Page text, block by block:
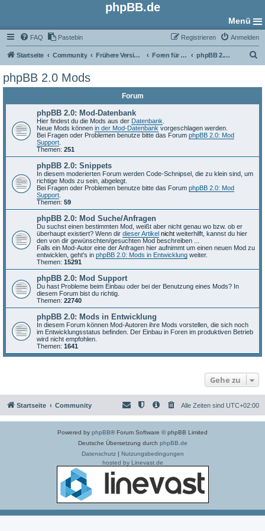
phpBB.de
Menü
FAQ Pastebin Anmelden
Registrieren
Startseite Community Frühere Versionen Foren für phpBB 2.0 phpBB 2.0 Mods
phpBB 2.0 Mods
Forum
phpBB 2.0: Mod-Datenbank
Hier findest du die Mods aus der Datenbank
Neue Mods können in der Mod-Datenbank vorgeschlagen werden.
Bei Fragen oder Problemen benutze bitte das Forum phpBB 2.0: Mod
Support
Themen: 251
phpBB 2.0: Snippets
In diesem moderierten Forum werden Code-Schnipsel, die zu klein sind, um
richtige Mods zu sein, abgelegt.
Bei Fragen oder Problemen benutze bitte das Forum phpBB 2.0: Mod
Support
Themen: 59
phpBB 2.0: Mod Suche/Anfragen
Du suchst einen bestimmten Mod, weißt aber nicht genau wo bzw. ob er
überhaupt existiert? Wenn dir dieser Artikel nicht weiterhilft, kannst du hier
den von dir gewünschten/gesuchten Mod beschreiben ...
Falls ein Mod-Autor eine der Anfragen hier aufnimmt um einen neuen Mod zu
entwicklen, geht's in phpBB 2.0: Mods in Entwicklung weiter.
Themen: 15291
phpBB 2.0: Mod Support
Du hast Probleme beim Einbau oder bei der Benutzung eines Mods? In
diesem Forum bist du richtig.
Themen: 22740
phpBB 2.0: Mods in Entwicklung
In diesem Forum können Mod-Autoren ihre Mods vorstellen, die sich noch
im Entwicklungsstatus befinden. Der Einbau in Foren im produktiven Betrieb
wird nicht empfohlen.
Themen: 1641
Gehe zu
Startseite Community Alle Zeiten sind UTC+02:00
Powered by phpBB® Forum Software © phpBB Limited
Deutsche Übersetzung durch phpBB.de
Datenschutz| Nutzungsbedingungen
hosted by Linevast.de